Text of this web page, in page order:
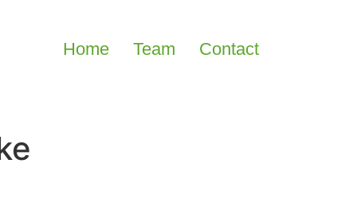
Home Team Contact